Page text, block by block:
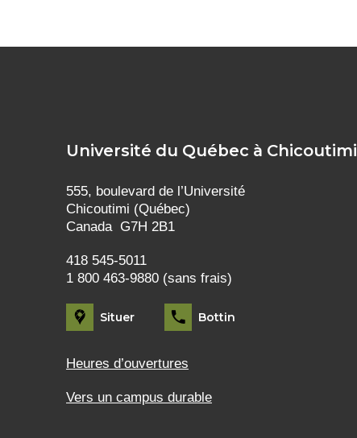
Université du Québec à Chicoutimi
555, boulevard de l’Université
Chicoutimi (Québec)
Canada G7H 2B1
418 545-5011
1 800 463-9880 (sans frais)
Situer Bottin
Heures d’ouvertures
Vers un campus durable